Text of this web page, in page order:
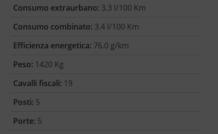
Consumo extraurbano: 3.3 l/100 Km
Consumo combinato: 3.4 l/100 Km
Efficienza energetica: 76.0 g/km
Peso: 1420 Kg
Cavalli fiscali: 19
Posti: 5
Porte: 5